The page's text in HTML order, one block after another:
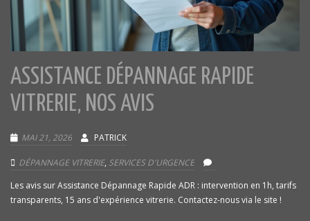
ASSISTANCE DÉPANNAGE RAPIDE
VITRERIE, NOS AVIS
MAI 21, 2026 PATRICK
DÉPANNAGE VITRERIE, SERVICES D'URGENCE
Les avis sur Assistance Dépannage Rapide ADR : intervention en 1h, tarifs
transparents, 15 ans d'expérience vitrerie. Contactez-nous via le site !